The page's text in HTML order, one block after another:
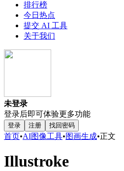
排行榜
今日热点
提交 AI 工具
关于我们
未登录
登录后即可体验更多功能
登录 注册 找回密码
首页•AI图像工具•图画生成•正文
Illustroke